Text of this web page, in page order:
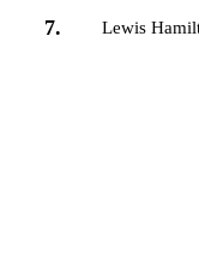
7. Lewis